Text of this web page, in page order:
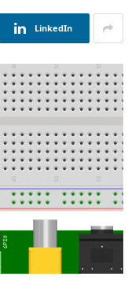
LinkedIn